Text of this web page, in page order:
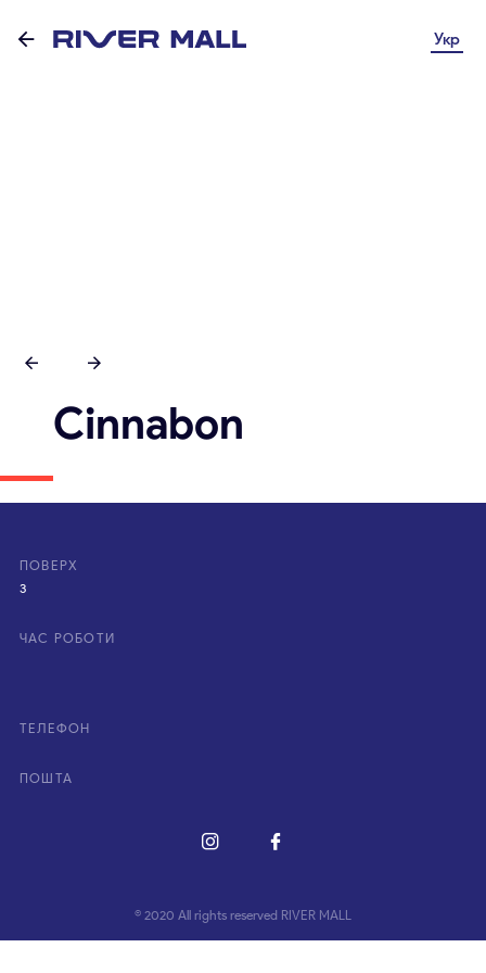
Укр
Cinnabon
ПОВЕРХ
3
ЧАС РОБОТИ
ТЕЛЕФОН
ПОШТА
© 2020 All rights reserved RIVER MALL